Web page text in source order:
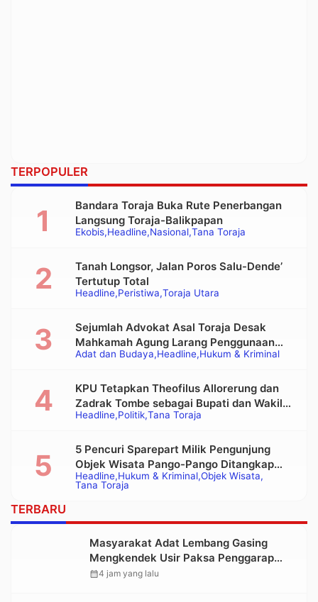
TERPOPULER
Ekobis Headline Nasional Tana Toraja
Bandara Toraja Buka Rute Penerbangan
Langsung Toraja-Balikpapan
Headline Peristiwa Toraja Utara
Tanah Longsor, Jalan Poros Salu-Dende’
Tertutup Total
Adat dan Budaya Headline Hukum & Kriminal
Sejumlah Advokat Asal Toraja Desak
Mahkamah Agung Larang Penggunaan
Alat Berat pada Eksekusi Rumah Adat
Headline Politik Tana Toraja
KPU Tetapkan Theofilus Allorerung dan
Zadrak Tombe sebagai Bupati dan Wakil
Bupati Tana Toraja Terpilih
Headline Hukum & Kriminal Objek Wisata
Tana Toraja
5 Pencuri Sparepart Milik Pengunjung
Objek Wisata Pango-Pango Ditangkap
Polisi
TERBARU
Masyarakat Adat Lembang Gasing
Mengkendek Usir Paksa Penggarap
yang Rusak Kawasan Hutan
calendar_month4 jam yang lalu